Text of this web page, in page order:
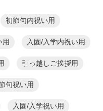
初節句内祝い用
用 入園/入学内祝い用
引っ越しご挨拶用
句祝い用
入園/入学祝い用